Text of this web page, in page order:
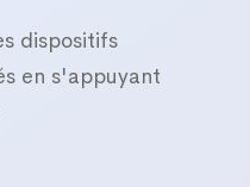
dispositifs
en s'appuyant